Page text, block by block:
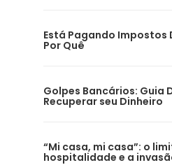
Está Pagando Impostos
Por Quê
Golpes Bancários: Guia
Recuperar seu Dinheiro
“Mi casa, mi casa”: o
hospitalidade e a